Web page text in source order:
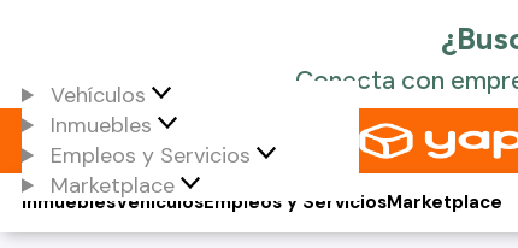
Vehículos
Inmuebles
Empleos y Servicios
Marketplace
Vehículos
Inmuebles Empleos y ServiciosMarketplace